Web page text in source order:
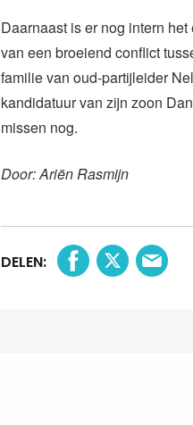
Daarnaast is er nog intern
van een broeiend conflict
familie van oud-partijleider
kandidatuur van zijn zoon
missen nog.
Door: Ariën Rasmijn
DELEN: